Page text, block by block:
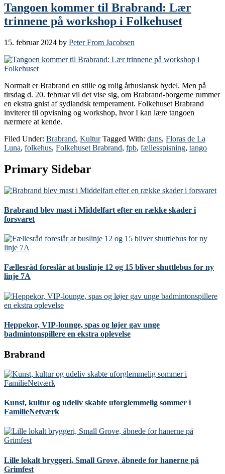
Tangoen kommer til Brabrand: Lær
trinnene på workshop i Folkehuset
15. februar 2024 by Peter From Jacobsen
Normalt er Brabrand en stille og rolig århusiansk bydel. Men på
tirsdag d. 20. februar vil det vise sig, om Brabrand-borgerne rummer
en ekstra gnist af sydlandsk temperament. Folkehuset Brabrand
inviterer til opvisning og workshop, hvor I kan lære tangoen
nærmere at kende.
Filed Under: Brabrand, Kultur Tagged With: dans, Floras de La
Luna, folkehus, Folkehuset Brabrand, fpb, fællesspisning, tango
Primary Sidebar
Brabrand blev mast i Middelfart efter en række skader i
forsvaret
Fællesråd foreslår at buslinje 12 og 15 bliver shuttlebus for ny
linje 7A
Heppekor, VIP-lounge, spas og løjer gav unge
badmintonspillere en ekstra oplevelse
Brabrand
Kunst, kultur og udeliv skabte uforglemmelig sommer i
FamilieNetværk
Lille lokalt bryggeri, Small Grove, åbnede for hanerne på
Grimfest